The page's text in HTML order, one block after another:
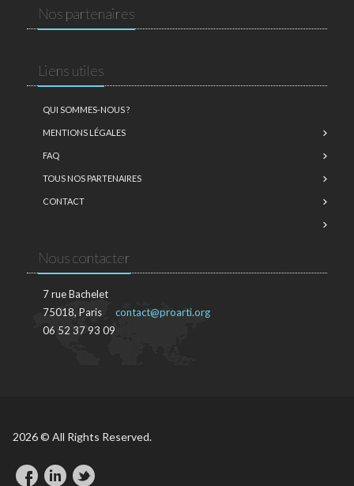
Nos partenaires
Liens utiles
QUI SOMMES-NOUS ?
MENTIONS LÉGALES
FAQ
TOUS NOS PARTENAIRES
CONTACT
Nous contacter
7 rue Bachelet
75018, Paris
06 52 37 93 09
contact@proarti.org
2026 © All Rights Reserved.